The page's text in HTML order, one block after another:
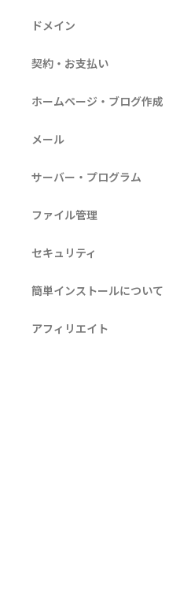
ドメイン
契約・お支払い
ホームページ・ブログ作成
メール
サーバー・プログラム
ファイル管理
セキュリティ
簡単インストールについて
アフィリエイト